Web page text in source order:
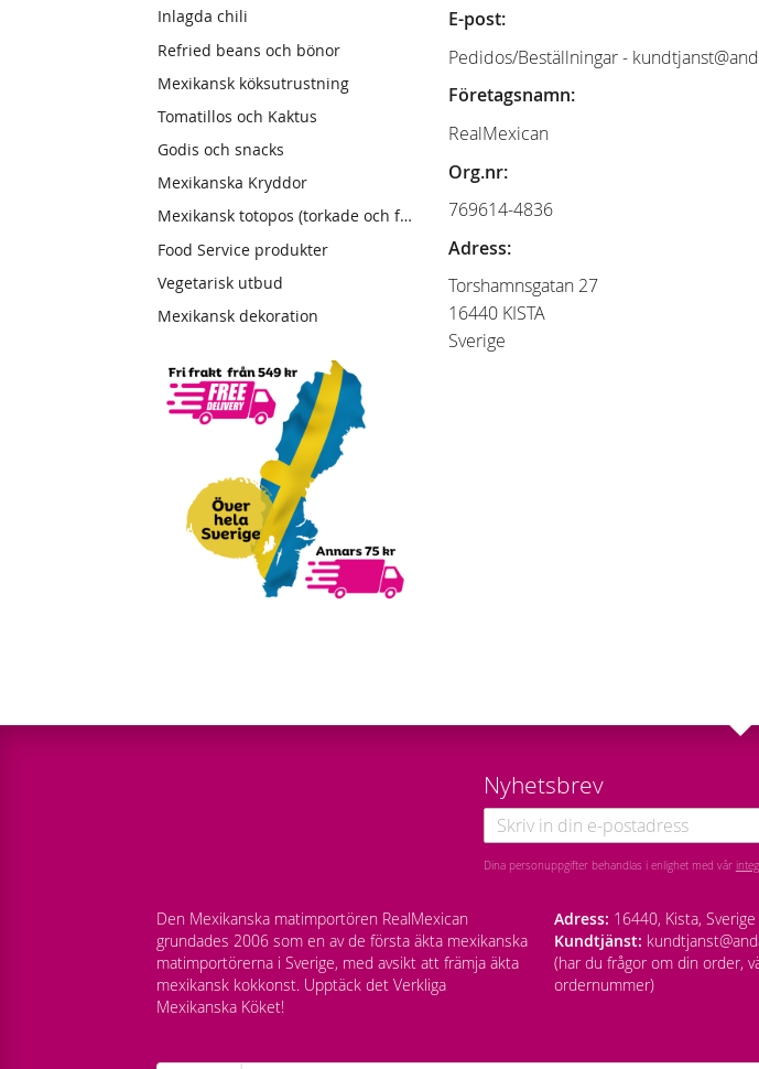
E-post:
Pedidos/Beställningar -
Företagsnamn:
RealMexican
Org.nr:
769614-4836
Adress:
Torshamnsgatan 27
16440 KISTA
Sverige
Inlagda chili
Refried beans och bönor
Mexikansk köksutrustning
Tomatillos och Kaktus
Godis och snacks
Mexikanska Kryddor
Mexikansk totopos (torkade och friterade tortillas)
Food Service produkter
Vegetarisk utbud
Mexikansk dekoration
Nyhetsbrev
Dina personuppgifter behandlas i enlighet med vår
Den Mexikanska matimportören RealMexican
grundades 2006 som en av de första äkta mexikanska
matimportörerna i Sverige, med avsikt att främja äkta
mexikansk kokkonst. Upptäck det Verkliga
Mexikanska Köket!
Adress: 16440, Kista,
Kundtjänst:
(har du frågor om din order,
ordernummer)